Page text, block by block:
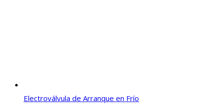
Electroválvula de Arranque en Frío